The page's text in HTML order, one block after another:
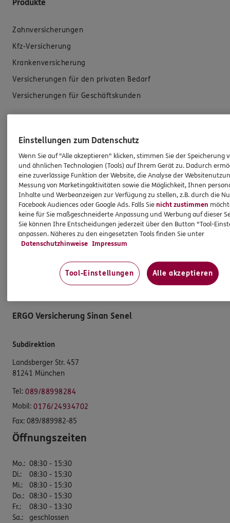
Produkte
Zahnversicherungen
Kfz-Versicherung
Krankenversicherung
Versicherungen für den privaten Bedarf
Versicherungen für Geschäftskunden
Schaden melden
Erstkontaktinformationen
EU-Offenlegungsvereinbarung
Datenverarbeitung
Das könnte Sie auch interessieren
Unsere Agentur
ERGO Versicherung Sinan Senel
Subdirektion
Landsberger Str. 457
81241 München
Tel: 089/88998284
Mobil: 0176/24934702
Fax: 089/889982-85
Öffnungszeiten
Mo.: 08:30 - 15:30
Di.:
08:30 - 15:30
Mi.:
08:30 - 15:30
Do.: 08:30 - 15:30
Fr.:
08:30 - 13:30
Sa.: geschlossen
Einstellungen zum Datenschutz
Wenn Sie auf "Alle akzeptieren" klicken, stimmen Sie der Speicherung
und ähnlichen Technologien (Tools) auf Ihrem Gerät zu. Dadurch
eine zuverlässige Funktion der Website, die Analyse der
Messung von Marketingaktivitäten sowie die Möglichkeit, Ihnen
Inhalte und Werbeanzeigen zur Verfügung zu stellen, z.B. durch die
Facebook Audiences oder Google Ads. Falls Sienicht zustimmen
keine für Sie maßgeschneiderte Anpassung und Werbung auf dieser
Sie können Ihre Entscheidungen jederzeit über den Button "Tool-
anpassen. Näheres zu den eingesetzten Tools finden Sie unter
Datenschutzhinweise Impressum
Tool-Einstellungen Alle akzeptieren